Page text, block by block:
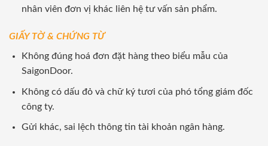
nhân viên đơn vị khác liên hệ tư vấn sản phẩm.
GIẤY TỜ & CHỨNG TỪ
Không đúng hoá đơn đặt hàng theo biểu mẫu của
SaigonDoor.
Không có dấu đỏ và chữ ký tươi của phó tổng giám đốc
công ty.
Gửi khác, sai lệch thông tin tài khoản ngân hàng.